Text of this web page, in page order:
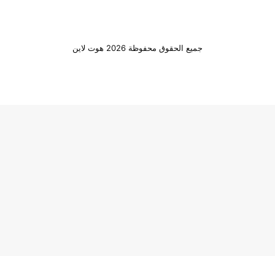
جميع الحقوق محفوظة 2026 هوت لاين